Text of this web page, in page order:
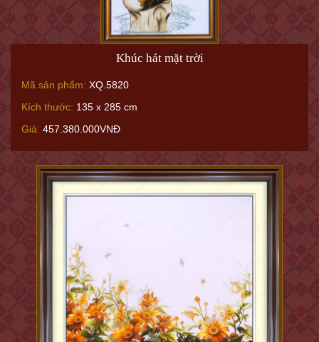
Khúc hát mặt trời
Mã sản phẩm: XQ.5820
Kích thước: 135 x 285 cm
Giá: 457.380.000VNĐ